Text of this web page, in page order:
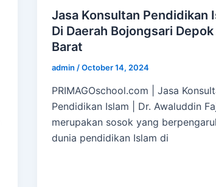
Jasa Konsultan Pendidikan
Di Daerah Bojongsari
Barat
admin /October 14, 2024
PRIMAGOschool.com | Jasa
Pendidikan Islam | Dr. Awaluddin
merupakan sosok yang
dunia pendidikan Islam di